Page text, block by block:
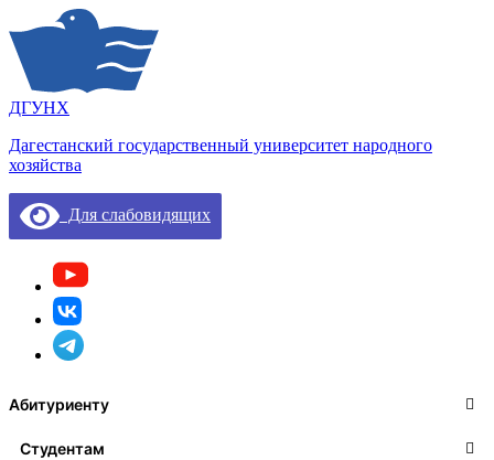
ДГУНХ
Дагестанский государственный университет народного
хозяйства
Для слабовидящих
Абитуриенту
Студентам